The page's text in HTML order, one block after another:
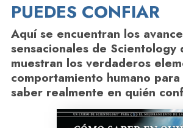
PUEDES CONFIAR
Aquí se encuentran los
sensacionales de Scientology
muestran los verdaderos
comportamiento humano
saber realmente en quién